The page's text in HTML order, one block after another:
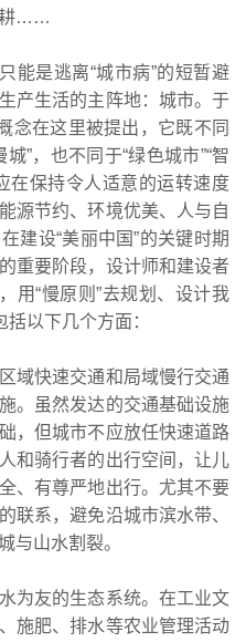
耕……
能是逃离“城市病”的短暂避
产生活的主阵地：城市。于
念在这里被提出，它既不同
”，也不同于“绿色城市”“智
在保持令人适意的运转速度
源节约、环境优美、人与自
建设“美丽中国”的关键时期
重要阶段，设计师和建设者
用“慢原则”去规划、设计我
以下几个方面：
域快速交通和局域慢行交通
。虽然发达的交通基础设施
，但城市不应放任快速道路
和骑行者的出行空间，让儿
、有尊严地出行。尤其不要
联系，避免沿城市滨水带、
与山水割裂。
为友的生态系统。在工业文
施肥、排水等农业管理活动